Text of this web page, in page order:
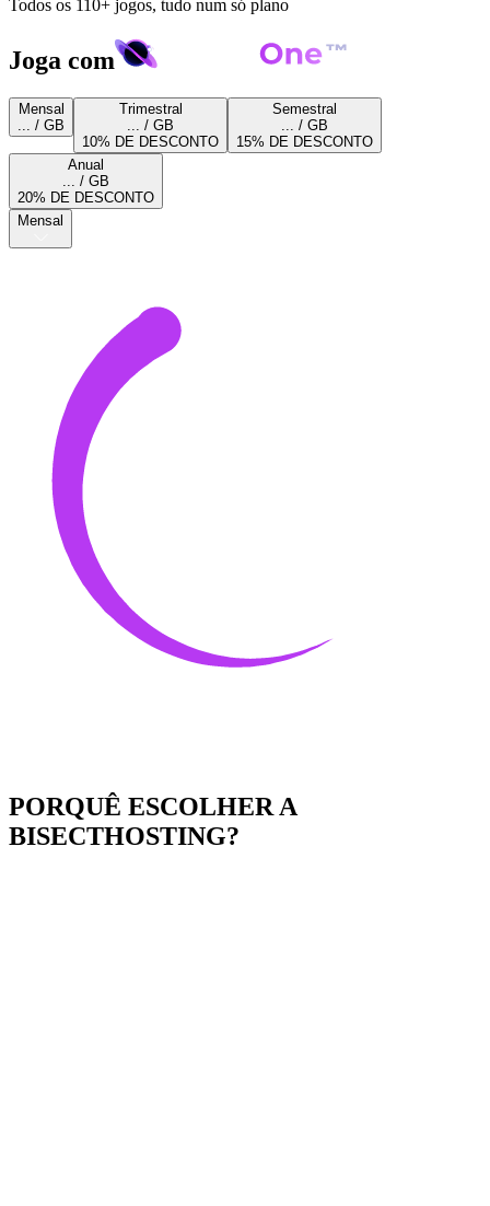
Todos os 110+ jogos, tudo num só plano
Joga com
Mensal
... / GB
Trimestral
... / GB
10% DE DESCONTO
Semestral
... / GB
15% DE DESCONTO
Anual
... / GB
20% DE DESCONTO
Mensal
PORQUÊ ESCOLHER A
BISECTHOSTING?